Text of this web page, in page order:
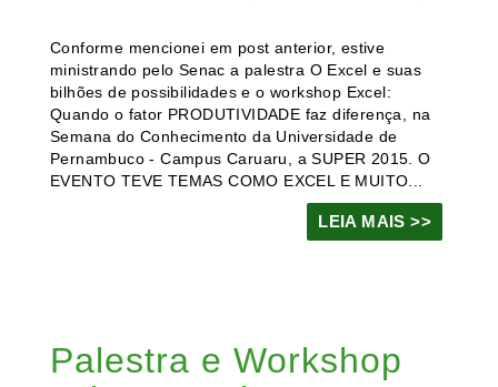
Conforme mencionei em post anterior, estive
ministrando pelo Senac a palestra O Excel e suas
bilhões de possibilidades e o workshop Excel:
Quando o fator PRODUTIVIDADE faz diferença, na
Semana do Conhecimento da Universidade de
Pernambuco - Campus Caruaru, a SUPER 2015. O
EVENTO TEVE TEMAS COMO EXCEL E MUITO...
LEIA MAIS >>
Palestra e Workshop